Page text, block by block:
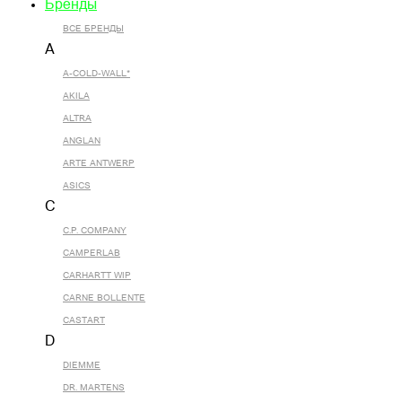
Бренды
ВСЕ БРЕНДЫ
A
A-COLD-WALL*
AKILA
ALTRA
ANGLAN
ARTE ANTWERP
ASICS
C
C.P. COMPANY
CAMPERLAB
CARHARTT WIP
CARNE BOLLENTE
CASTART
D
DIEMME
DR. MARTENS